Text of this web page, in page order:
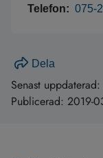
Telefon: 075-
Dela
Senast uppdaterad:
Publicerad: 2019-